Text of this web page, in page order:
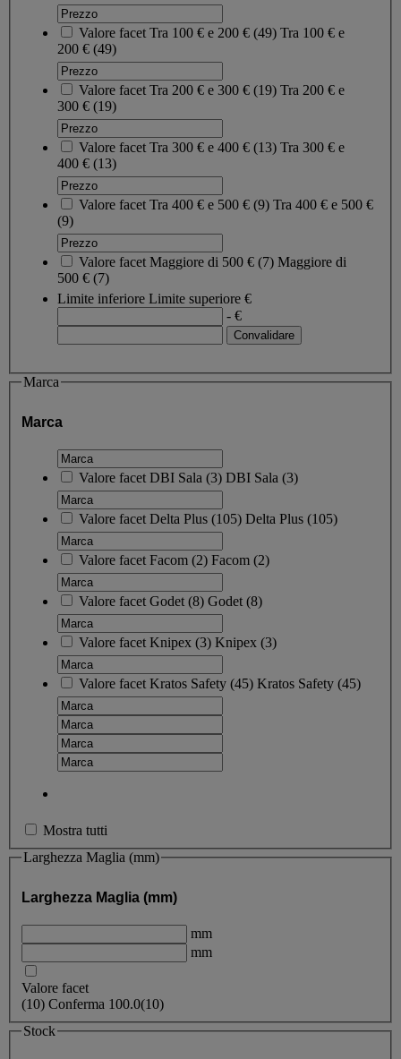
Valore facet Tra 100 € e 200 € (49) Tra 100 € e
200 € (49)
Valore facet Tra 200 € e 300 € (19) Tra 200 € e
300 € (19)
Valore facet Tra 300 € e 400 € (13) Tra 300 € e
400 € (13)
Valore facet Tra 400 € e 500 € (9) Tra 400 € e 500 €
(9)
Valore facet Maggiore di 500 € (7) Maggiore di
500 € (7)
Limite inferiore Limite superiore €
- €
Marca
Marca
Valore facet DBI Sala (3) DBI Sala (3)
Valore facet Delta Plus (105) Delta Plus (105)
Valore facet Facom (2) Facom (2)
Valore facet Godet (8) Godet (8)
Valore facet Knipex (3) Knipex (3)
Valore facet Kratos Safety (45) Kratos Safety (45)
Mostra tutti
Larghezza Maglia (mm)
Larghezza Maglia (mm)
mm
mm
Valore facet
(10) Conferma 100.0(10)
Stock